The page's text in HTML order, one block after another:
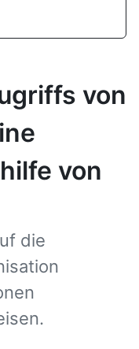
von
von
die